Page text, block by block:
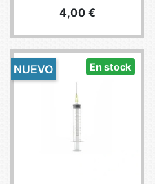
Precio
4,00 €
En stock
NUEVO